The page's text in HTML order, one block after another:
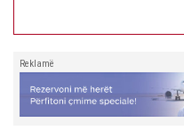
Reklamë